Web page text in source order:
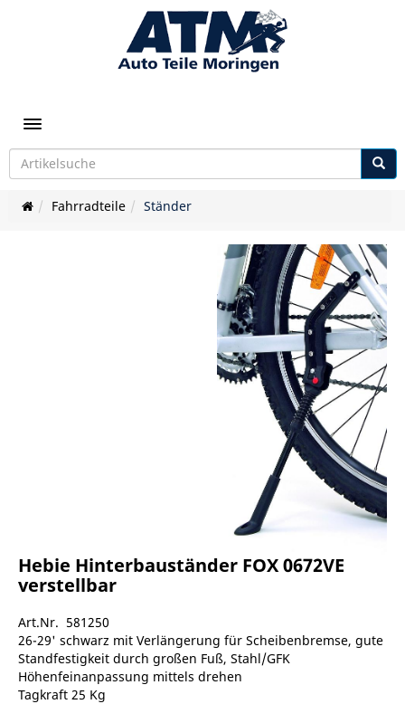
Toggle navigation
Fahrradteile Ständer
Hebie Hinterbauständer FOX 0672VE
verstellbar
Art.Nr. 581250
26-29' schwarz mit Verlängerung für Scheibenbremse, gute
Standfestigkeit durch großen Fuß, Stahl/GFK
Höhenfeinanpassung mittels drehen
Tagkraft 25 Kg